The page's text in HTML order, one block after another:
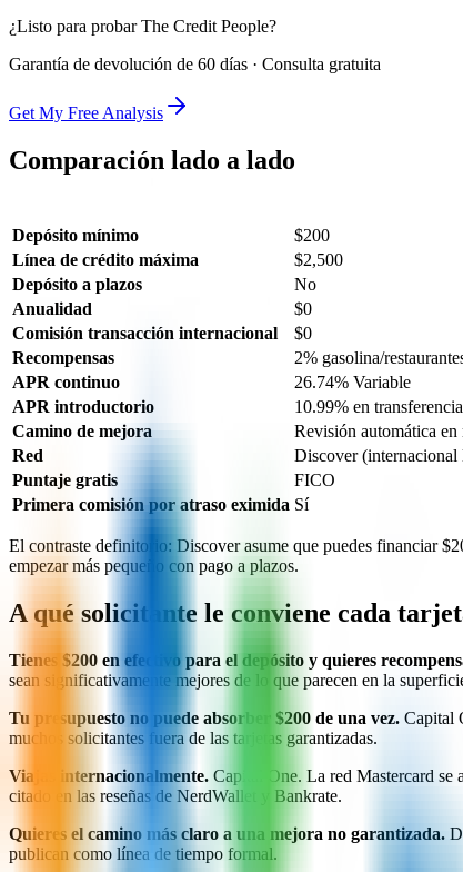
¿Listo para probar The Credit People?
Garantía de devolución de 60 días · Consulta gratuita
Get My Free Analysis
Comparación lado a lado
Depósito mínimo
$200
Línea de crédito máxima
$2,500
Depósito a plazos
No
Anualidad
$0
Comisión transacción internacional
$0
Recompensas
2% gasolina/
APR continuo
26.74% Variable
APR introductorio
10.99% en
Camino de mejora
Revisión automática en
Red
Discover (internacional
Puntaje gratis
FICO
Primera comisión por atraso eximida Sí
El contraste definitorio: Discover asume que puedes financiar
empezar más pequeño con pago a plazos.
A qué solicitante le conviene cada
Tienes $200 en efectivo para el depósito y quieres
sean significativamente mejores de lo que parecen en la
Tu presupuesto no puede absorber $200 de una vez. Capital
muchos solicitantes fuera de las tarjetas garantizadas.
Viajas internacionalmente. Capital One. La red Mastercard se
citado en las reseñas de NerdWallet y Bankrate.
Quieres el camino más claro a una mejora no garantizada.
publican como línea de tiempo formal.